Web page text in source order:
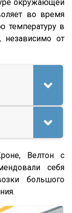
окружающей
во время
температуру в
независимо от
Велтон с
себя
большого